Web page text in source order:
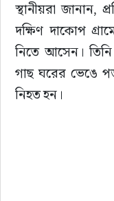
স্থানীয়রা জানান,
দক্ষিণ দাকোপ
নিতে আসেন।
গাছ ঘরের ভেঙে
নিহত হন।